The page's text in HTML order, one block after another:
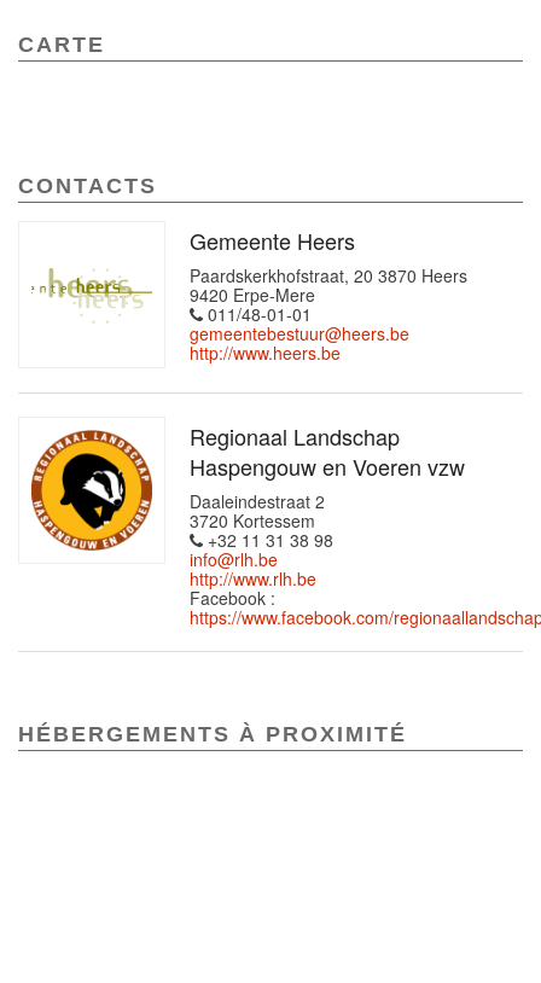
CARTE
CONTACTS
Gemeente Heers
Paardskerkhofstraat, 20 3870 Heers
9420 Erpe-Mere
011/48-01-01
gemeentebestuur@heers.be
http://www.heers.be
Regionaal Landschap
Haspengouw en Voeren vzw
Daaleindestraat 2
3720 Kortessem
+32 11 31 38 98
info@rlh.be
http://www.rlh.be
Facebook :
https://www.facebook.com/
HÉBERGEMENTS À PROXIMITÉ